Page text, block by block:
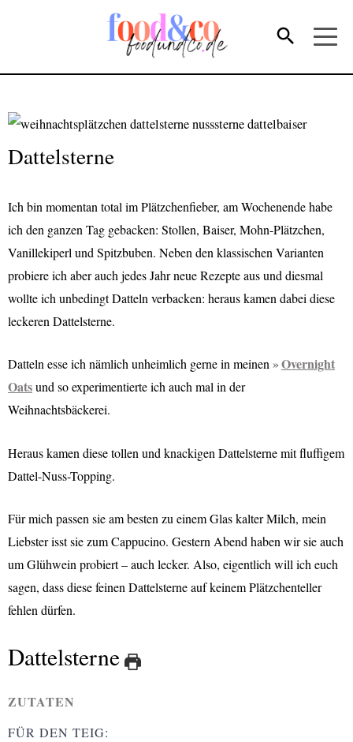
Dattelsterne
Ich bin momentan total im Plätzchenfieber, am Wochenende habe
ich den ganzen Tag gebacken: Stollen, Baiser, Mohn-Plätzchen,
Vanillekiperl und Spitzbuben. Neben den klassischen Varianten
probiere ich aber auch jedes Jahr neue Rezepte aus und diesmal
wollte ich unbedingt Datteln verbacken: heraus kamen dabei diese
leckeren Dattelsterne.
Datteln esse ich nämlich unheimlich gerne in meinen
Overnight
Oatsund so experimentierte ich auch mal in der
Weihnachtsbäckerei.
Heraus kamen diese tollen und knackigen Dattelsterne mit fluffigem
Dattel-Nuss-Topping.
Für mich passen sie am besten zu einem Glas kalter Milch, mein
Liebster isst sie zum Cappucino. Gestern Abend haben wir sie auch
um Glühwein probiert – auch lecker. Also, eigentlich will ich euch
sagen, dass diese feinen Dattelsterne auf keinem Plätzchenteller
fehlen dürfen.
Dattelsterne
ZUTATEN
FÜR DEN TEIG: